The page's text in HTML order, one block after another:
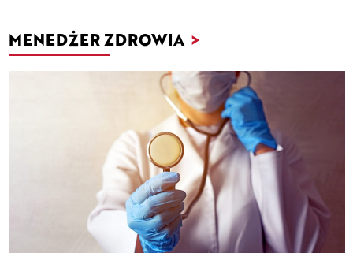
MENEDŻER ZDROWIA >